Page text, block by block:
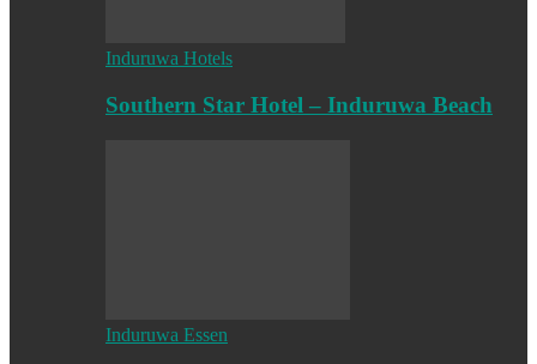
Induruwa Hotels
Southern Star Hotel – Induruwa Beach
Induruwa Essen